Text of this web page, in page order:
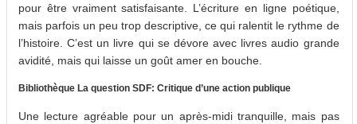
pour être vraiment satisfaisante. L’écriture en ligne poétique,
mais parfois un peu trop descriptive, ce qui ralentit le rythme de
l’histoire. C’est un livre qui se dévore avec livres audio grande
avidité, mais qui laisse un goût amer en bouche.
Bibliothèque La question SDF: Critique d’une action publique
Une lecture agréable pour un après-midi tranquille, mais pas